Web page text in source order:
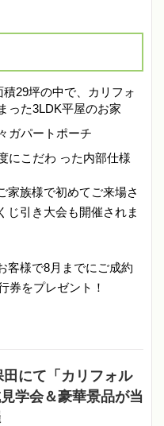
29坪の中で、カリフォ
った3LDK平屋のお家
ガパートポーチ
にこだわ った内部仕様
家族様で初めてご来場さ
じ引き大会も開催されま
客様で8月までにご成約
券をプレゼント！
田にて「カリフォル
学会＆豪華景品が当